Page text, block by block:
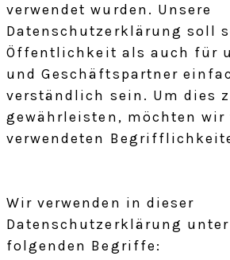
verwendet wurden. Unsere
Datenschutzerklärung soll
Öffentlichkeit als auch für
und Geschäftspartner
verständlich sein. Um dies
gewährleisten, möchten wir
verwendeten
Wir verwenden in dieser
Datenschutzerklärung
folgenden Begriffe: